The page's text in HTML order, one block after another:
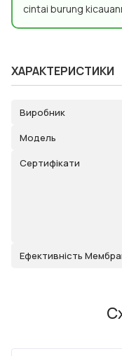
cintai burung
ХАРАКТЕРИСТИКИ
Виробник
Модель
Сертифікати
Ефективність